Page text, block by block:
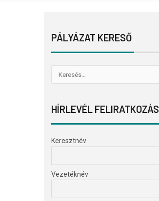
PÁLYÁZAT KERESŐ
HÍRLEVÉL FELIRATKOZÁS
Keresztnév
Vezetéknév